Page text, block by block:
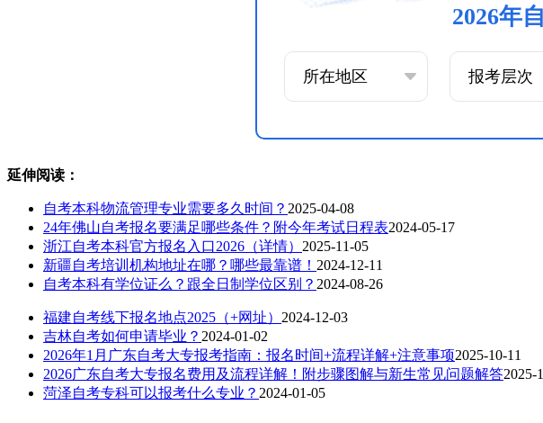
2026年
延伸阅读：
自考本科物流管理专业需要多久时间？ 2025-04-08
24年佛山自考报名要满足哪些条件？附今年考试日程表2024-05-17
浙江自考本科官方报名入口2026（详情） 2025-11-05
新疆自考培训机构地址在哪？哪些最靠谱！ 2024-12-11
自考本科有学位证么？跟全日制学位区别？ 2024-08-26
福建自考线下报名地点2025（+网址） 2024-12-03
吉林自考如何申请毕业？ 2024-01-02
2026年1月广东自考大专报考指南：报名时间+流程详解+注意事项2025-10-11
2026广东自考大专报名费用及流程详解！附步骤图解与新生常见问题解答2025-
菏泽自考专科可以报考什么专业？ 2024-01-05